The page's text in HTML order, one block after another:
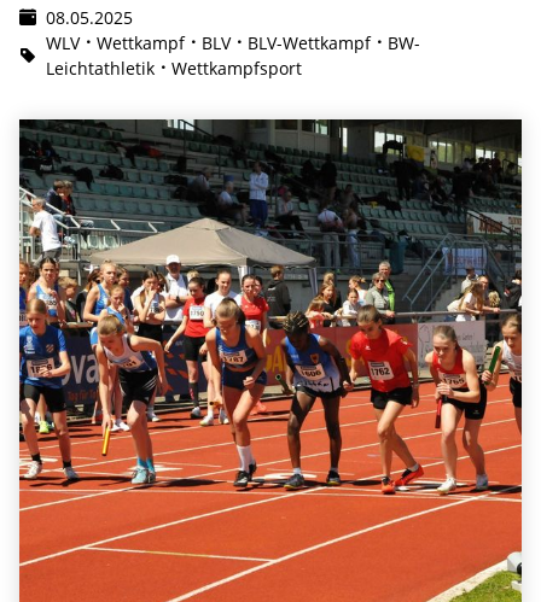
08.05.2025
WLV
Wettkampf BLV BLV-Wettkampf
BW-
Leichtathletik
Wettkampfsport